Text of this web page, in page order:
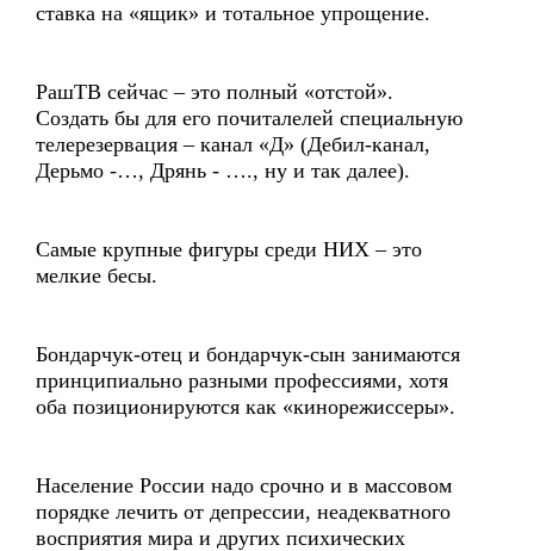
ставка на «ящик» и тотальное упрощение.
РашТВ сейчас – это полный «отстой».
Создать бы для его почиталелей специальную
телерезервация – канал «Д» (Дебил-канал,
Дерьмо -…, Дрянь - …., ну и так далее).
Самые крупные фигуры среди НИХ – это
мелкие бесы.
Бондарчук-отец и бондарчук-сын занимаются
принципиально разными профессиями, хотя
оба позиционируются как «кинорежиссеры».
Население России надо срочно и в массовом
порядке лечить от депрессии, неадекватного
восприятия мира и других психических